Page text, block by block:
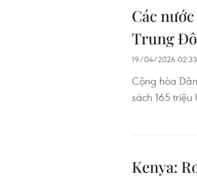
Các
Trung
19/04/2026 02:33
Cộng hòa
sách 165
Kenya: